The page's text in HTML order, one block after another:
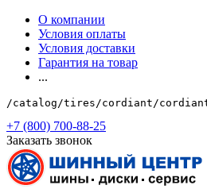
О компании
Условия оплаты
Условия доставки
Гарантия на товар
...
/catalog/tires/cordiant/
+7 (800) 700-88-25
Заказать звонок